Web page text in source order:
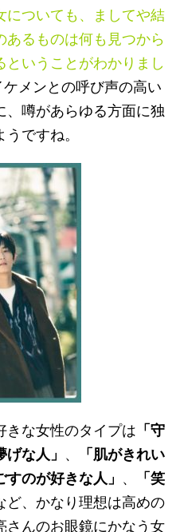
についても、ましてや結
るものは何も見つから
いうことがわかりまし
メンとの呼び声の高い
、噂があらゆる方面に独
ですね。
きな女性のタイプは 「守
な人」 、
「肌がきれい
すのが好きな人」 、
「笑
ど、かなり理想は高めの
さんのお眼鏡にかなう女